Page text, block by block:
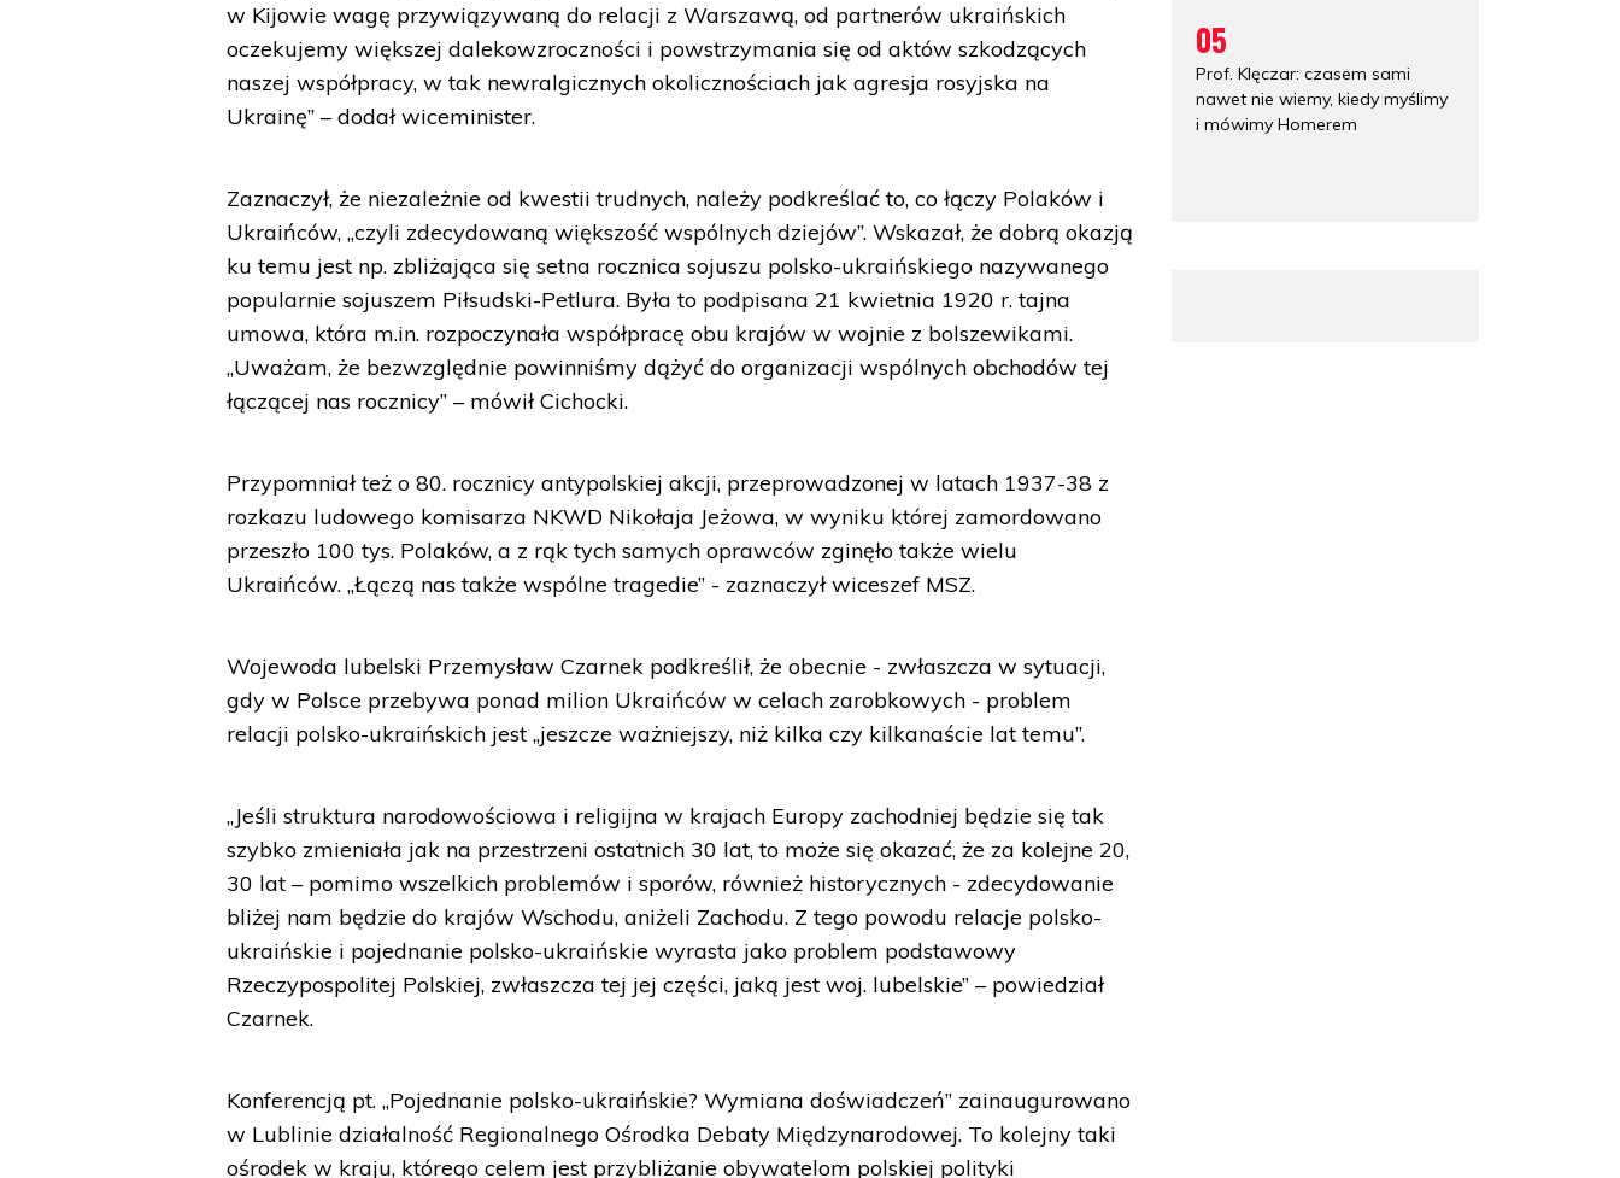
w Kijowie wagę przywiązywaną do relacji z Warszawą, od partnerów ukraińskich
oczekujemy większej dalekowzroczności i powstrzymania się od aktów szkodzących
naszej współpracy, w tak newralgicznych okolicznościach jak agresja rosyjska na
Ukrainę” – dodał wiceminister.
Zaznaczył, że niezależnie od kwestii trudnych, należy podkreślać to, co łączy Polaków i
Ukraińców, „czyli zdecydowaną większość wspólnych dziejów”. Wskazał, że dobrą okazją
ku temu jest np. zbliżająca się setna rocznica sojuszu polsko-ukraińskiego nazywanego
popularnie sojuszem Piłsudski-Petlura. Była to podpisana 21 kwietnia 1920 r. tajna
umowa, która m.in. rozpoczynała współpracę obu krajów w wojnie z bolszewikami.
„Uważam, że bezwzględnie powinniśmy dążyć do organizacji wspólnych obchodów tej
łączącej nas rocznicy” – mówił Cichocki.
Przypomniał też o 80. rocznicy antypolskiej akcji, przeprowadzonej w latach 1937-38 z
rozkazu ludowego komisarza NKWD Nikołaja Jeżowa, w wyniku której zamordowano
przeszło 100 tys. Polaków, a z rąk tych samych oprawców zginęło także wielu
Ukraińców. „Łączą nas także wspólne tragedie” - zaznaczył wiceszef MSZ.
Wojewoda lubelski Przemysław Czarnek podkreślił, że obecnie - zwłaszcza w sytuacji,
gdy w Polsce przebywa ponad milion Ukraińców w celach zarobkowych - problem
relacji polsko-ukraińskich jest „jeszcze ważniejszy, niż kilka czy kilkanaście lat temu”.
„Jeśli struktura narodowościowa i religijna w krajach Europy zachodniej będzie się tak
szybko zmieniała jak na przestrzeni ostatnich 30 lat, to może się okazać, że za kolejne 20,
30 lat – pomimo wszelkich problemów i sporów, również historycznych - zdecydowanie
bliżej nam będzie do krajów Wschodu, aniżeli Zachodu. Z tego powodu relacje polsko-
ukraińskie i pojednanie polsko-ukraińskie wyrasta jako problem podstawowy
Rzeczypospolitej Polskiej, zwłaszcza tej jej części, jaką jest woj. lubelskie” – powiedział
Czarnek.
Konferencją pt. „Pojednanie polsko-ukraińskie? Wymiana doświadczeń” zainaugurowano
w Lublinie działalność Regionalnego Ośrodka Debaty Międzynarodowej. To kolejny taki
ośrodek w kraju, którego celem jest przybliżanie obywatelom polskiej polityki
05
Prof. Klęczar: czasem sami
nawet nie wiemy, kiedy myślimy
i mówimy Homerem